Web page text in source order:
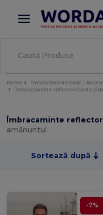
× Aplicația
Prețuri mai
Home Îmbrăcăminte basic |
Îmbracaminte reflectorizanta și
Îmbracaminte
amănuntul
Sortează după
-7%